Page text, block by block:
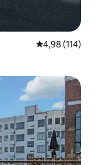
Середня
4,98 (114)